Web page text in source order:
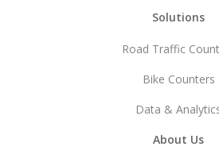
Solutions
Road Traffic
Bike Counters
Data &
About Us